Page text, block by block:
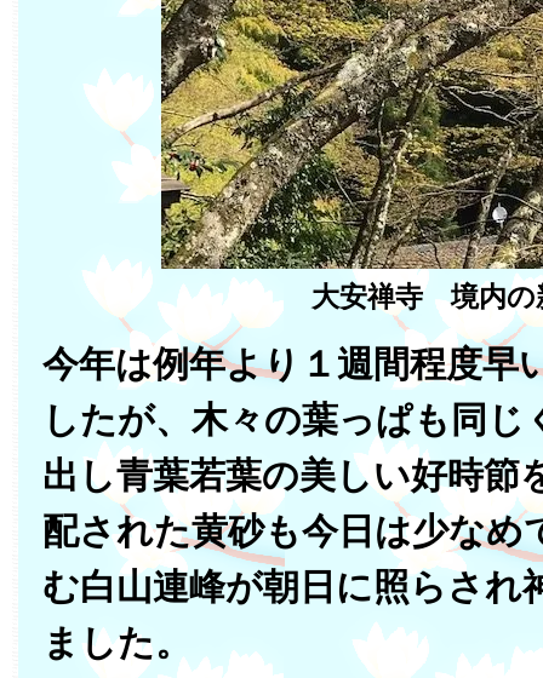
大安禅寺 境内の
今年は例年より１週間程度早
したが、木々の葉っぱも同じ
出し青葉若葉の美しい好時節
配された黄砂も今日は少なめ
む白山連峰が朝日に照らされ
ました。